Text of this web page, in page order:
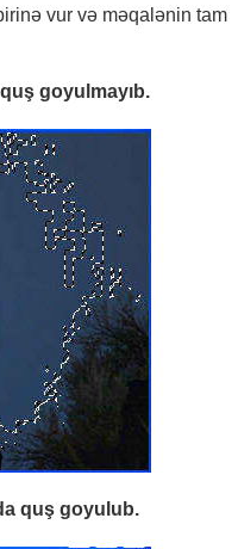
vur və məqalənin tam
goyulmayıb.
quş goyulub.